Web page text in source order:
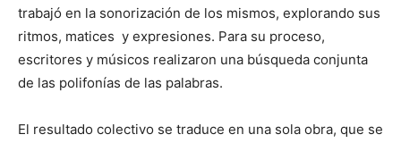
trabajó en la sonorización de los mismos, explorando sus
ritmos, matices y expresiones. Para su proceso,
escritores y músicos realizaron una búsqueda conjunta
de las polifonías de las palabras.
El resultado colectivo se traduce en una sola obra, que se